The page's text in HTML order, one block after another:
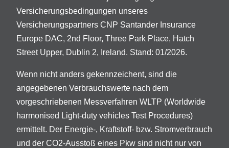
Versicherungsbedingungen unseres
Versicherungspartners CNP Santander Insurance
Europe DAC, 2nd Floor, Three Park Place, Hatch
Street Upper, Dublin 2, Ireland. Stand: 01/2026.
Wenn nicht anders gekennzeichent, sind die
angegebenen Verbrauchswerte nach dem
vorgeschriebenen Messverfahren WLTP (Worldwide
harmonised Light-duty vehicles Test Procedures)
ermittelt. Der Energie-, Kraftstoff- bzw. Stromverbrauch
und der CO2-Ausstoß eines Pkw sind nicht nur von